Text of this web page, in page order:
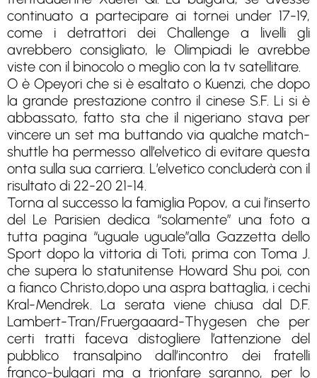
continuato a partecipare ai tornei under 17-19,
come i detrattori dei Challenge a livelli gli
avrebbero consigliato, le Olimpiadi le avrebbe
viste con il binocolo o meglio con la tv satellitare.
O è Opeyori che si è esaltato o Kuenzi, che dopo
la grande prestazione contro il cinese S.F. Li si è
abbassato, fatto sta che il nigeriano stava per
vincere un set ma buttando via qualche match-
shuttle ha permesso all’elvetico di evitare questa
onta sulla sua carriera. L’elvetico concluderà con il
risultato di 22-20 21-14.
Torna al successo la famiglia Popov, a cui l’inserto
del Le Parisien dedica “solamente” una foto a
tutta pagina “uguale uguale”alla Gazzetta dello
Sport dopo la vittoria di Toti, prima con Toma J.
che supera lo statunitense Howard Shu poi, con
a fianco Christo,dopo una aspra battaglia, i cechi
Kral-Mendrek. La serata viene chiusa dal D.F.
Lambert-Tran/Fruergaaard-Thygesen che per
certi tratti faceva distogliere l’attenzione del
pubblico transalpino dall’incontro dei fratelli
franco-bulgari ma a trionfare saranno, per lo